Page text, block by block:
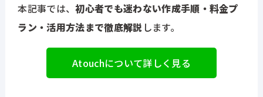
本記事では、初心者でも迷わない作成手順・料金プ
ラン・活用方法まで徹底解説 します。
Atouchについて詳しく見る